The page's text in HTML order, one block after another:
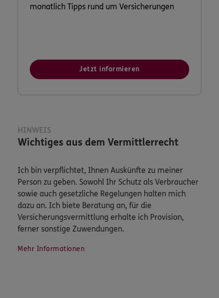
monatlich Tipps rund um Versicherungen
Jetzt informieren
HINWEIS
Wichtiges aus dem Vermittlerrecht
Ich bin verpflichtet, Ihnen Auskünfte zu meiner
Person zu geben. Sowohl Ihr Schutz als Verbraucher
sowie auch gesetzliche Regelungen halten mich
dazu an. Ich biete Beratung an, für die
Versicherungsvermittlung erhalte ich Provision,
ferner sonstige Zuwendungen.
Mehr Informationen